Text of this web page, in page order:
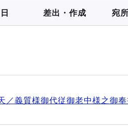
差出・作成 宛
／義質様御代従御老中様之御